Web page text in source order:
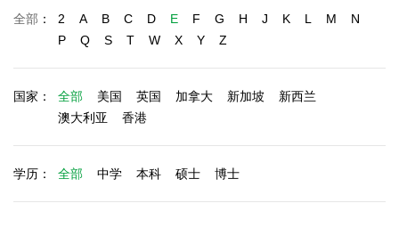
全部 ： 2 A B C D E F G H J K L M
N
P
Q S T W X Y Z
国家： 全部 美国 英国 加拿大 新加坡
新西兰
澳大利亚
香港
学历： 全部 中学 本科 硕士 博士